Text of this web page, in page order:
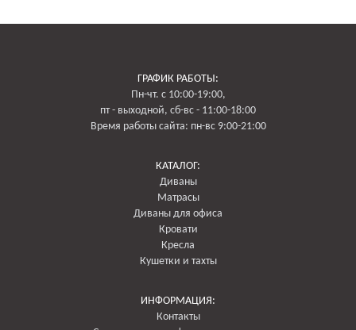
Кресло: 500 руб
ГРАФИК РАБОТЫ:
Пн-чт. с 10:00-19:00,
пт - выходной, сб-вс - 11:00-18:00
Время работы сайта: пн-вс 9:00-21:00
КАТАЛОГ:
Диваны
Матрасы
Диваны для офиса
Кровати
Кресла
Кушетки и тахты
ИНФОРМАЦИЯ:
Контакты